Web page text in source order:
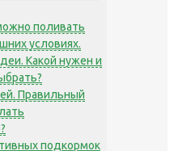
поливать
условиях.
Какой нужен и
Правильный
подкормок